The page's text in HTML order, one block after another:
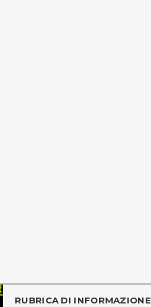
RUBRICA DI INFORMAZIONE